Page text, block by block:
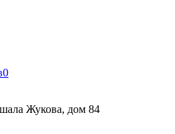
0
Жукова, дом 84